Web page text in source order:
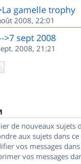
gamelle trophy
2008, 22:01
>7 sept 2008
2008, 21:21
de nouveaux sujets
aux sujets dans
vos messages
vos messages